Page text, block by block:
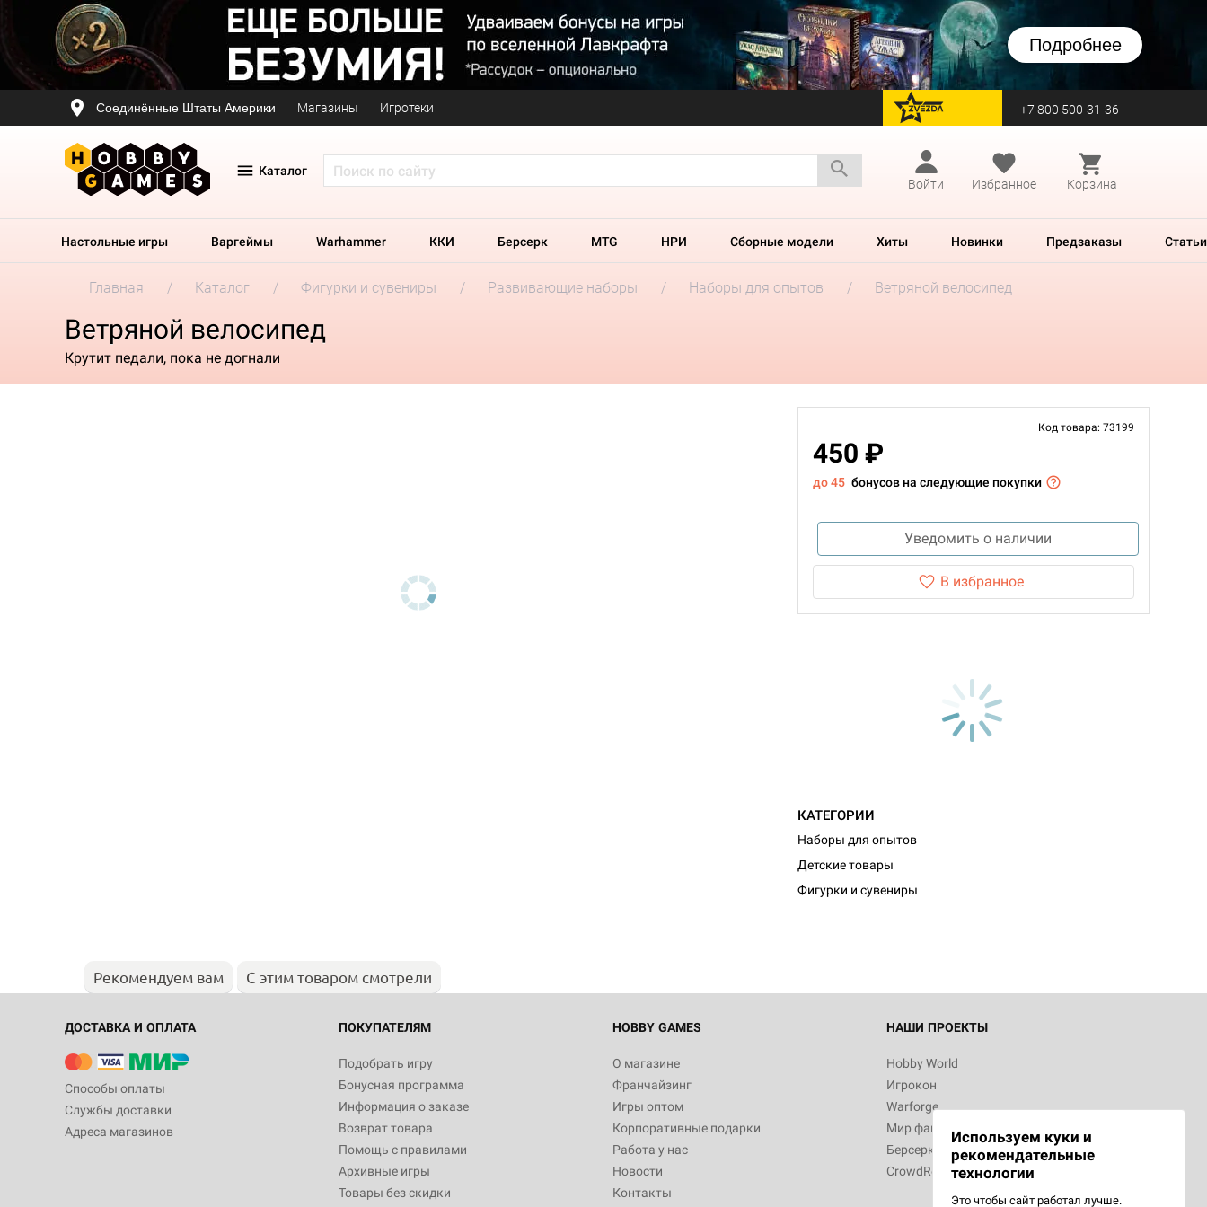
Подробнее
Соединённые Штаты Америки Магазины Игротеки перейти на Zvezda +7 800 500-31-36
Каталог
Войти
Избранное Корзина
Настольные игры Варгеймы Warhammer ККИ Берсерк MTG НРИ Сборные модели Хиты Новинки Предзаказы Статьи
Главная Каталог Фигурки и сувениры Развивающие наборы Наборы для опытов Ветряной велосипед
Ветряной велосипед
Крутит педали, пока не догнали
Код товара: 73199
450 ₽
до 45 бонусов на следующие покупки
Уведомить о наличии
В избранное
КАТЕГОРИИ
Наборы для опытов
Детские товары
Фигурки и сувениры
Рекомендуем вам С этим товаром смотрели
ДОСТАВКА И ОПЛАТА
Способы оплаты
Службы доставки
Адреса магазинов
ПОКУПАТЕЛЯМ
Подобрать игру
Бонусная программа
Информация о заказе
Возврат товара
Помощь с правилами
Архивные игры
Товары без скидки
HOBBY GAMES
О магазине
Франчайзинг
Игры оптом
Корпоративные подарки
Работа у нас
Новости
Контакты
НАШИ ПРОЕКТЫ
Hobby World
Игрокон
Warforge
Мир фантастики
Берсерк
CrowdRepublic
Используем куки и
рекомендательные
технологии
Это чтобы сайт работал лучше.